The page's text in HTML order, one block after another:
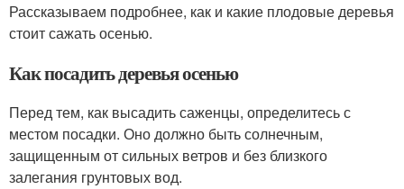
Рассказываем подробнее, как и какие плодовые деревья
стоит сажать осенью.
Как посадить деревья осенью
Перед тем, как высадить саженцы, определитесь с
местом посадки. Оно должно быть солнечным,
защищенным от сильных ветров и без близкого
залегания грунтовых вод.